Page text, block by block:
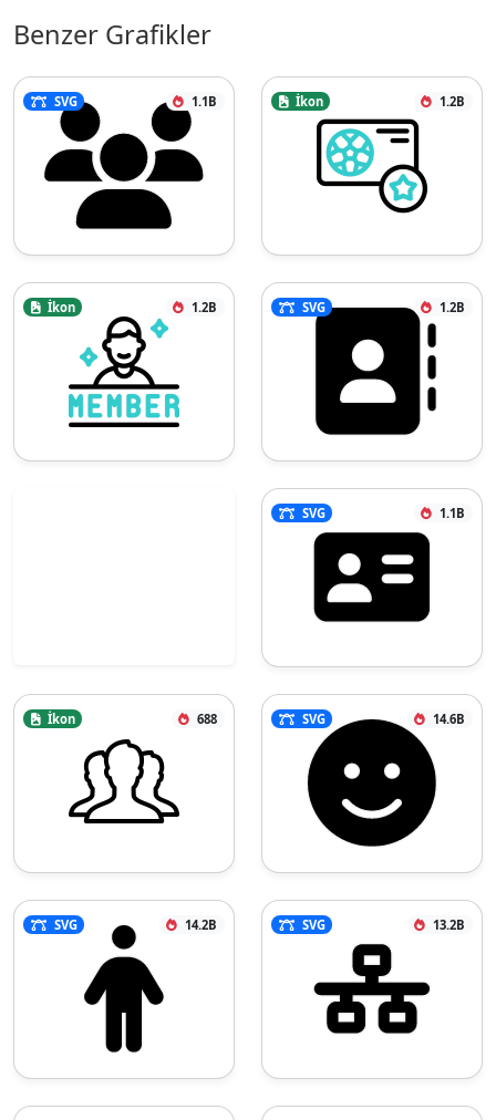
Benzer Grafikler
SVG 1.1B İkon 1.2B
İkon 1.2B SVG 1.2B
SVG 1.1B
İkon 688 SVG 14.6B
SVG 14.2B SVG 13.2B